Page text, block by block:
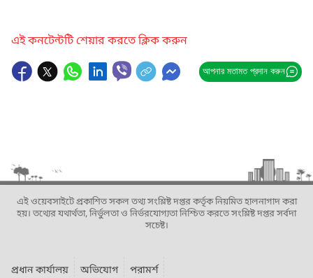
এই কনটেন্টটি শেয়ার করতে ক্লিক করুন
আপনার মতামত প্রদান করুন
এই ওয়েবসাইটে প্রকাশিত সকল তথ্য সংশ্লিষ্ট দপ্তর কর্তৃক নিয়মিত হালনাগাদ করা
হয়। তথ্যের যথার্থতা, নির্ভুলতা ও নির্ভরযোগ্যতা নিশ্চিত করতে সংশ্লিষ্ট দপ্তর সর্বদা
সচেষ্ট।
প্রধান কার্যালয় অভিযোগ পরামর্শ